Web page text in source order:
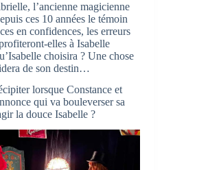
l’ancienne magicienne
ces 10 années le témoin
en confidences, les erreurs
elles à Isabelle
choisira ? Une chose
de son destin…
lorsque Constance et
qui va bouleverser sa
la douce Isabelle ?